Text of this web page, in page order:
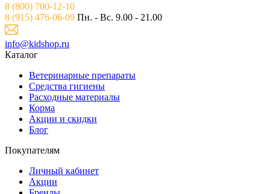
8 (800) 700-12-10
8 (915) 476-06-09 Пн. - Вс. 9.00 - 21.00
info@kidshop.ru
Каталог
Ветeринарные препараты
Средства гигиены
Расходные материалы
Корма
Акции и скидки
Блог
Покупателям
Личный кабинет
Акции